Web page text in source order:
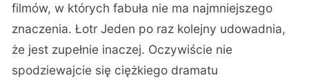
filmów, w których fabuła nie ma najmniejszego
znaczenia. Łotr Jeden po raz kolejny udowadnia,
że jest zupełnie inaczej. Oczywiście nie
spodziewajcie się ciężkiego dramatu